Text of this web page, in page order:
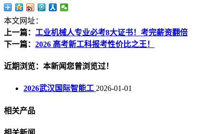
本文网址：
上一篇： 工业机械人专业必考8大证书！考完薪资翻倍
下一篇： 2026 高考新工科报考性价比之王！
近期浏览：本新闻您曾浏览过！
2026武汉国际智能工 2026-01-01
相关产品